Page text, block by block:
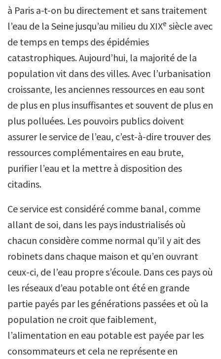
à Paris a-t-on bu directement et sans traitement
l’eau de la Seine jusqu’au milieu du XIXe siècle avec
de temps en temps des épidémies
catastrophiques. Aujourd’hui, la majorité de la
population vit dans des villes. Avec l’urbanisation
croissante, les anciennes ressources en eau sont
de plus en plus insuffisantes et souvent de plus en
plus polluées. Les pouvoirs publics doivent
assurer le service de l’eau, c’est-à-dire trouver des
ressources complémentaires en eau brute,
purifier l’eau et la mettre à disposition des
citadins.
Ce service est considéré comme banal, comme
allant de soi, dans les pays industrialisés où
chacun considère comme normal qu’il y ait des
robinets dans chaque maison et qu’en ouvrant
ceux-ci, de l’eau propre s’écoule. Dans ces pays où
les réseaux d’eau potable ont été en grande
partie payés par les générations passées et où la
population ne croit que faiblement,
l’alimentation en eau potable est payée par les
consommateurs et cela ne représente en